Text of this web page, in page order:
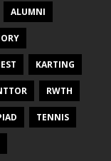
ALUMNI
KARTING
RWTH
TENNIS